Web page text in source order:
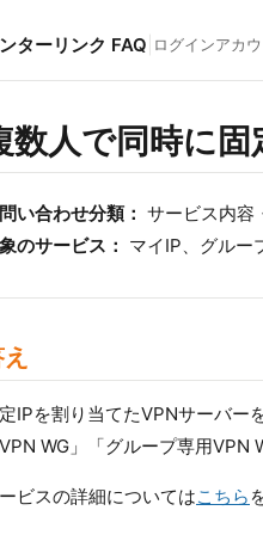
ターリンク FAQ ログインアカ
数人で同時に
い合わせ分類： サービス内容
のサービス： マイIP、グルー
IPを割り当てたVPNサーバー
WG」「グループ専用VPN
ビスの詳細についてはこちら